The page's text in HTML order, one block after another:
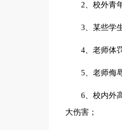
2、校外青年
3、某些学生
4、老师体罚
5、老师侮辱
6、校内外高
大伤害；